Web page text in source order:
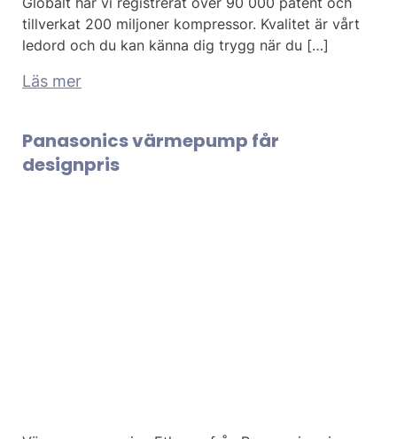
tillverkat 200 miljoner kompressor. Kvalitet är vårt
ledord och du kan känna dig trygg när du […]
Läs mer
Panasonics värmepump får
designpris